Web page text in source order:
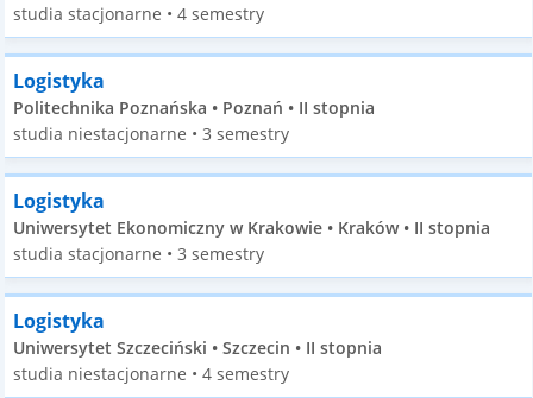
studia stacjonarne • 4 semestry
Logistyka
Politechnika Poznańska • Poznań • II stopnia
studia niestacjonarne • 3 semestry
Logistyka
Uniwersytet Ekonomiczny w Krakowie • Kraków • II stopnia
studia stacjonarne • 3 semestry
Logistyka
Uniwersytet Szczeciński • Szczecin • II stopnia
studia niestacjonarne • 4 semestry